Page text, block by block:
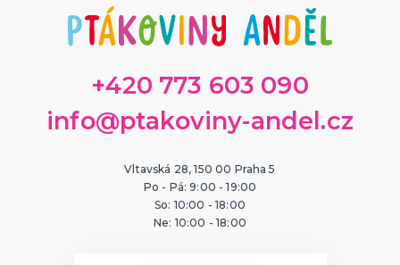
ORIGINÁLNÍ A VTIPNÉ DÁRKY
Polštáře s potiskem
Hrnečky
Šerpy s potiskem
Trička s potiskem
Zástěry s potiskem
Nažehlovačky
DALŠÍ KATEGORIE
PTÁKOVINY, ŽERTY, SRANDIČKY
+420 773 603 090
info@ptakoviny-andel.cz
Vltavská 28, 150 00 Praha 5
Po - Pá: 9:00 - 19:00
So: 10:00 - 18:00
Ne: 10:00 - 18:00